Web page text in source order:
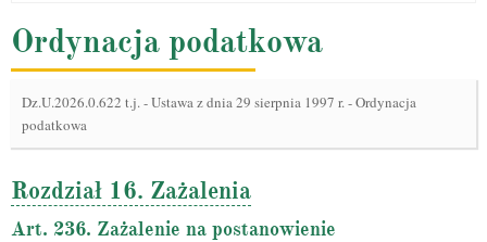
Ordynacja podatkowa
Dz.U.2026.0.622 t.j.-Ustawa z dnia 29 sierpnia 1997 r. - Ordynacja
podatkowa
Rozdział 16. Zażalenia
Art. 236. Zażalenie na postanowienie